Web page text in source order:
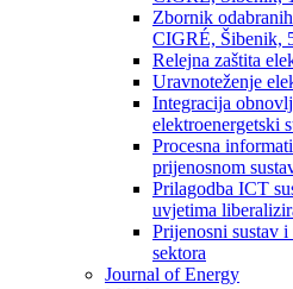
Zbornik
CIGRÉ, Šibenik,
Relejna zaštita
Uravnoteženje
Integracija
elektroenergetski
Procesna
prijenosnom
Prilagodba ICT
uvjetima
Prijenosni sustav
sektora
Journal of Energy